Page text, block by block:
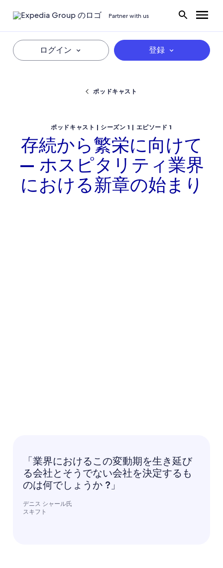
Partner with us
ログイン 登録
ポッドキャスト
ポッドキャスト | シーズン 1 | エピソード 1
存続から繁栄に向けて
— ホスピタリティ業界
における新章の始まり
「業界におけるこの変動期を生き延び
る会社とそうでない会社を決定するも
のは何でしょうか ?」
デニス シャール氏
スキフト